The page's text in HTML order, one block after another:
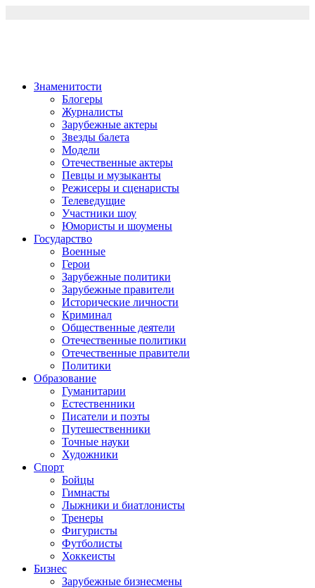
Знаменитости
Блогеры
Журналисты
Зарубежные актеры
Звезды балета
Модели
Отечественные актеры
Певцы и музыканты
Режисеры и сценаристы
Телеведущие
Участники шоу
Юмористы и шоумены
Государство
Военные
Герои
Зарубежные политики
Зарубежные правители
Исторические личности
Криминал
Общественные деятели
Отечественные политики
Отечественные правители
Политики
Образование
Гуманитарии
Естественники
Писатели и поэты
Путешественники
Точные науки
Художники
Спорт
Бойцы
Гимнасты
Лыжники и биатлонисты
Тренеры
Фигуристы
Футболисты
Хоккеисты
Бизнес
Зарубежные бизнесмены